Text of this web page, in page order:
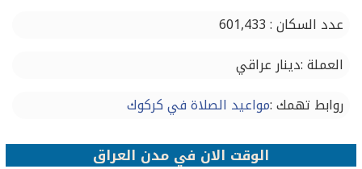
عدد السكان : 601,433
العملة :دينار عراقي
روابط تهمك :مواعيد الصلاة في كركوك‏
الوقت الان في مدن العراق